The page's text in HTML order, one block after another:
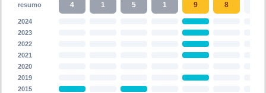
resumo 4 1 5 1 9 8
2024
2023
2022
2021
2020
2019
2015